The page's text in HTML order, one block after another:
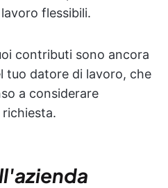
flessibili.
contributi sono ancora
tuo datore di lavoro, che
a considerare